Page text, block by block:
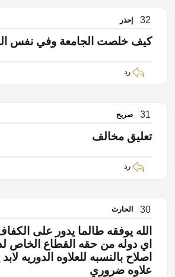
32 إحذر
كيف خلصت الجامعة وفي نفس
رد
31 صريح
تعليق مخالف
رد
30 الحارث
الله يوفقه طالما يدور على
اي دوله من حقه القطاع الخاص
اصلاح بالنسبه للعلاوه الدوريه
علاوه ضروري